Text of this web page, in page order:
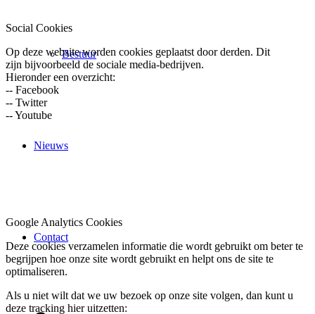
Bestuur
Nieuws
Contact
Social Cookies
Op deze website worden cookies geplaatst door derden. Dit
zijn bijvoorbeeld de sociale media-bedrijven.
Hieronder een overzicht:
-- Facebook
-- Twitter
-- Youtube
Google Analytics Cookies
Deze cookies verzamelen informatie die wordt gebruikt om beter te
begrijpen hoe onze site wordt gebruikt en helpt ons de site te
optimaliseren.
Als u niet wilt dat we uw bezoek op onze site volgen, dan kunt u
deze tracking hier uitzetten: